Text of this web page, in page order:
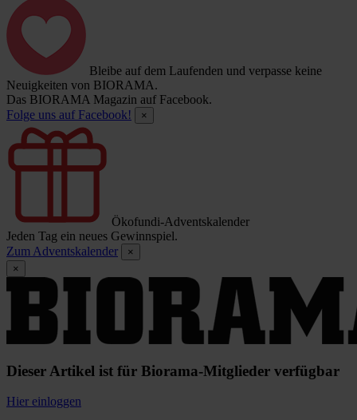
Bleibe auf dem Laufenden und verpasse keine
Neuigkeiten von BIORAMA.
Das BIORAMA Magazin auf Facebook.
Folge uns auf Facebook!
×
Ökofundi-Adventskalender
Jeden Tag ein neues Gewinnspiel.
Zum Adventskalender
×
×
Dieser Artikel ist für Biorama-Mitglieder verfügbar
Hier einloggen